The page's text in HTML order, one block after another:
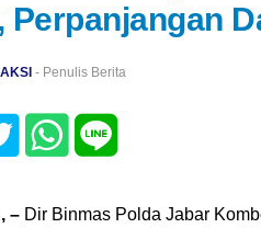
Perpanjangan
- Penulis Berita
–Dir Binmas Polda Jabar